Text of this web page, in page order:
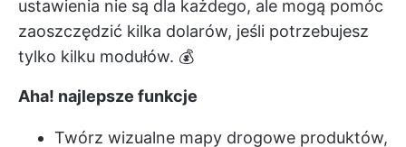
ustawienia nie są dla każdego, ale mogą pomóc
zaoszczędzić kilka dolarów, jeśli potrzebujesz
tylko kilku modułów. 💰
Aha! najlepsze funkcje
Twórz wizualne mapy drogowe produktów,